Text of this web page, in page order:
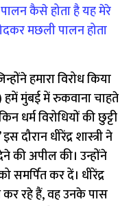
कैसे होता है यह मेरे
मछली पालन होता
हमारा विरोध किया
हमें मुंबई में रुकवाना चाहते
धर्म विरोधियों की छुट्टी
दौरान धीरेंद्र शास्त्री ने
की अपील की। उन्होंने
कर दें। धीरेंद्र
कर रहे हैं, वह उनके पास